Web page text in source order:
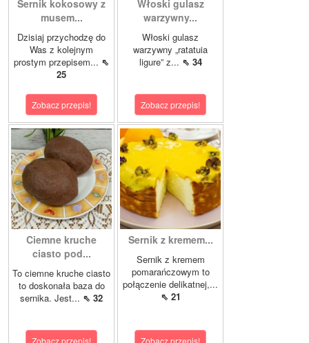
Sernik kokosowy z
musem...
Dzisiaj przychodzę do
Was z kolejnym
prostym przepisem... ⇖
25
Zobacz przepis!
Włoski gulasz
warzywny...
Włoski gulasz
warzywny „ratatuia
ligure” z... ⇖ 34
Zobacz przepis!
Ciemne kruche
ciasto pod...
To ciemne kruche ciasto
to doskonała baza do
sernika. Jest... ⇖ 32
Sernik z kremem...
Sernik z kremem
pomarańczowym to
połączenie delikatnej,...
⇖ 21